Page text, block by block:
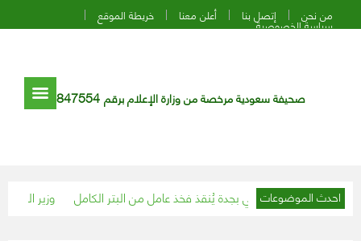
من نحن إتصل بنا أعلن معنا خريطة الموقع
سياسة الخصوصية
صحيفة سعودية مرخصة من وزارة الإعلام برقم 847554
احدث الموضوعات وزير الخارجية عبد الله الطبي بجدة يُنقذ فخذ عامل من البتر الكامل